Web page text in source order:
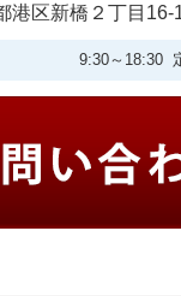
港区新橋２丁目16-
9:30～18:30